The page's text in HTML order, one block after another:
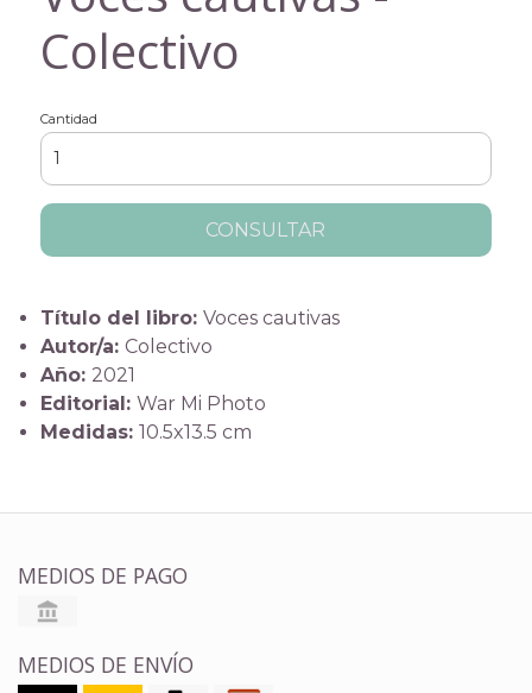
Colectivo
Cantidad
CONSULTAR
Título del libro: Voces cautivas
Autor/a: Colectivo
Año: 2021
Editorial: War Mi Photo
Medidas: 10.5x13.5 cm
MEDIOS DE PAGO
MEDIOS DE ENVÍO